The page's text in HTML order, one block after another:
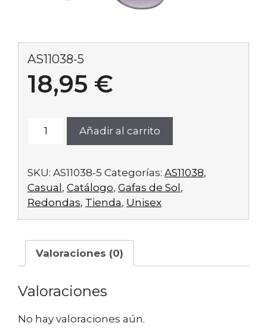
AS11038-5
18,95 €
Añadir al carrito
SKU: AS11038-5 Categorías: AS11038,
Casual , Catálogo, Gafas de Sol ,
Redondas, Tienda, Unisex
Valoraciones (0)
Valoraciones
No hay valoraciones aún.